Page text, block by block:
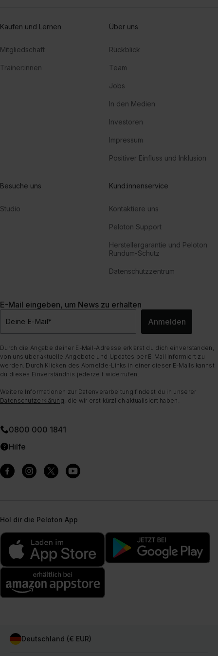
Kaufen und Lernen
Mitgliedschaft
Trainer:innen
Über uns
Rückblick
Team
Jobs
In den Medien
Investoren
Impressum
Positiver Einfluss und Inklusion
Besuche uns
Studio
Kund:innenservice
Kontaktiere uns
Peloton Support
Herstellergarantie und Peloton
Rundum-Schutz
Datenschutzzentrum
E-Mail eingeben, um News zu erhalten
Deine E-Mail* Anmelden
Durch die Angabe deiner E-Mail-Adresse erklärst du dich einverstanden,
von uns über aktuelle Angebote und Updates per E-Mail informiert zu
werden. Durch Klicken des Abmelde-Links in einer dieser E-Mails kannst
du dieses Einverständnis jederzeit widerrufen.
Weitere Informationen zur Datenverarbeitung findest du in unserer
Datenschutzerklärung , die wir erst kürzlich aktualisiert haben.
0800 000 1841
Hilfe
Hol dir die Peloton App
Deutschland (€ EUR)